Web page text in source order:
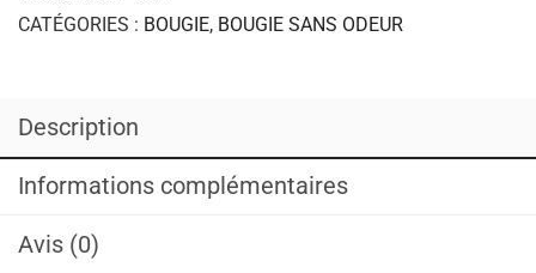
CATÉGORIES : BOUGIE, BOUGIE SANS ODEUR
Description
Informations complémentaires
Avis (0)